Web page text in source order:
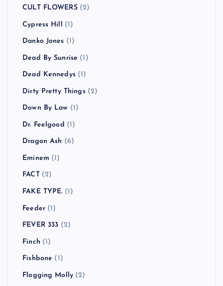
CULT FLOWERS(2)
Cypress Hill (1)
Danko Jones (1)
Dead By Sunrise (1)
Dead Kennedys(1)
Dirty Pretty Things(2)
Down By Law (1)
Dr. Feelgood (1)
Dragon Ash (6)
Eminem (1)
FACT(2)
FAKE TYPE. (1)
Feeder(1)
FEVER 333 (2)
Finch (1)
Fishbone (1)
Flogging Molly (2)